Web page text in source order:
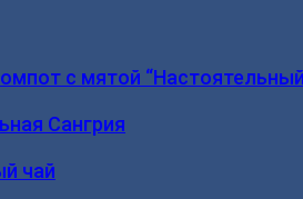
с мятой
Сангрия
чай